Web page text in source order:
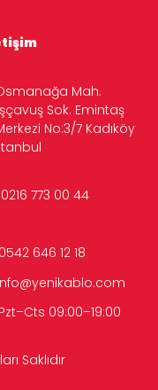
Mah.
Sok. Emintaş
No:3/7 Kadıköy
773 00 44
646 12 18
09:00–19:00
Saklıdır